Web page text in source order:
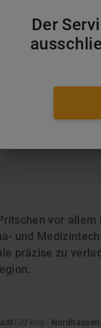
vor
und
präzise zu
· Nordhausen
Der